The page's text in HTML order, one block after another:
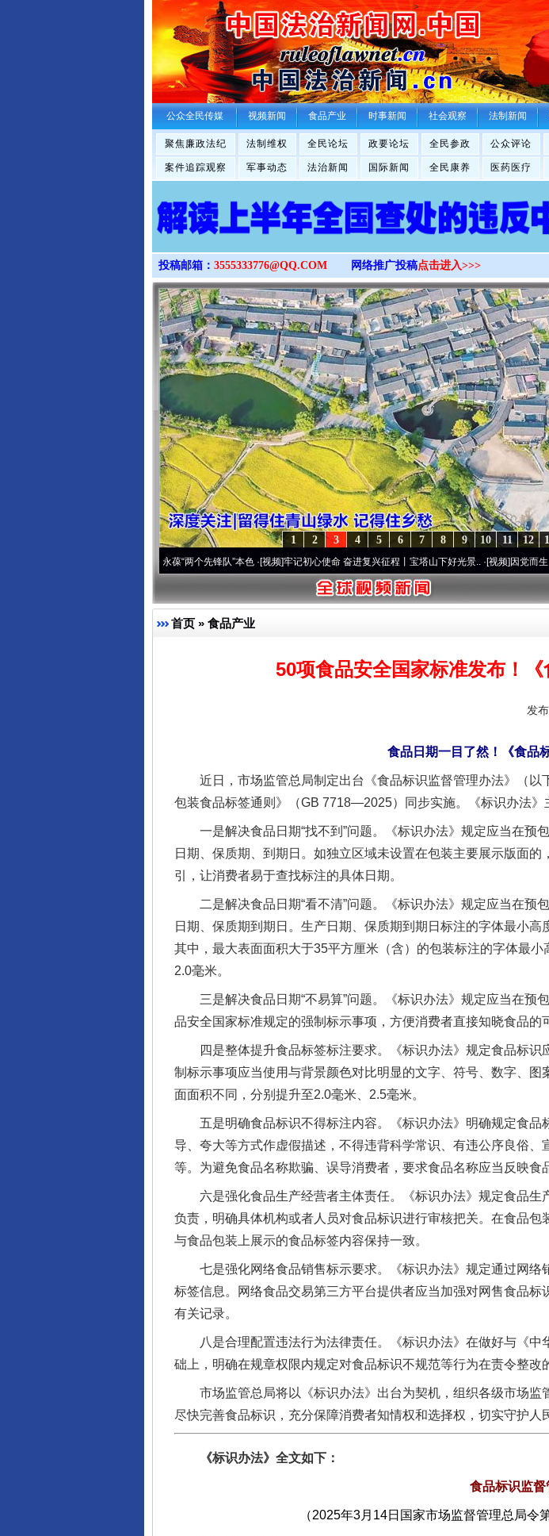
>
公众全民传媒 视频新闻 食品产业 时事新闻 社会观察 法制新闻
聚焦廉政法纪 法制维权 全民论坛 政要论坛 全民参政 公众评论
案件追踪观察 军事动态 法治新闻 国际新闻 全民康养 医药医疗
投稿邮箱： 3555333776@QQ.COM 网络推广投稿点击进入>>>
12
11
10
9
8
7
6
5
4
3
2
1
永葆“两个先锋队”本色·[视频]牢记初心使命 奋进复兴征程丨宝塔山下好光景..·[视频]因党而生 为党而
首页 » 食品产业
50项食品安全国家标准发布！
发
食品日期一目了然！《食品
近日，市场监管总局制定出台《食品标识监督管理办法》（以
包装食品标签通则》（GB 7718—2025）同步实施。《标识办法》
一是解决食品日期“找不到”问题。《标识办法》规定应当在预
日期、保质期、到期日。如独立区域未设置在包装主要展示版面
引，让消费者易于查找标注的具体日期。
二是解决食品日期“看不清”问题。《标识办法》规定应当在预
日期、保质期到期日。生产日期、保质期到期日标注的字体最小
其中，最大表面面积大于35平方厘米（含）的包装标注的字体最
2.0毫米。
三是解决食品日期“不易算”问题。《标识办法》规定应当在预
品安全国家标准规定的强制标示事项，方便消费者直接知晓食品的
四是整体提升食品标签标注要求。《标识办法》规定食品标识
制标示事项应当使用与背景颜色对比明显的文字、符号、数字、
面面积不同，分别提升至2.0毫米、2.5毫米。
五是明确食品标识不得标注内容。《标识办法》明确规定食品
导、夸大等方式作虚假描述，不得违背科学常识、有违公序良俗、
等。为避免食品名称欺骗、误导消费者，要求食品名称应当反映食
六是强化食品生产经营者主体责任。《标识办法》规定食品生
负责，明确具体机构或者人员对食品标识进行审核把关。在食品
与食品包装上展示的食品标签内容保持一致。
七是强化网络食品销售标示要求。《标识办法》规定通过网络
标签信息。网络食品交易第三方平台提供者应当加强对网售食品
有关记录。
八是合理配置违法行为法律责任。《标识办法》在做好与《中
础上，明确在规章权限内规定对食品标识不规范等行为在责令整改
市场监管总局将以《标识办法》出台为契机，组织各级市场监
尽快完善食品标识，充分保障消费者知情权和选择权，切实守护人
《标识办法》全文如下：
食品标识监督
（2025年3月14日国家市场监督管理总局令